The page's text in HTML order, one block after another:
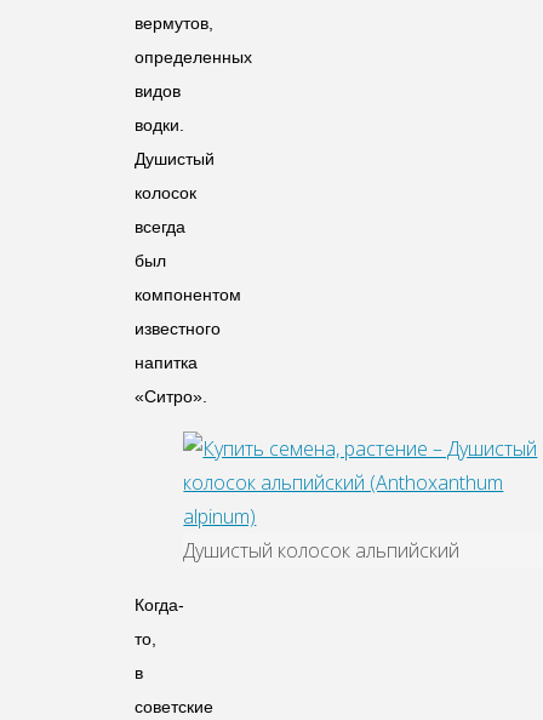
вермутов,
определенных
видов
водки.
Душистый
колосок
всегда
был
компонентом
известного
напитка
«Ситро».
Душистый колосок альпийский
Когда-
то,
в
советские